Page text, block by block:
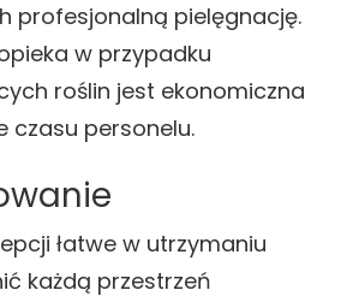
profesjonalną pielęgnację.
w przypadku
roślin jest ekonomiczna
czasu personelu.
łatwe w utrzymaniu
każdą przestrzeń